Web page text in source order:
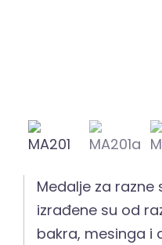
Medalje za
izrađene su od
bakra, mesinga i